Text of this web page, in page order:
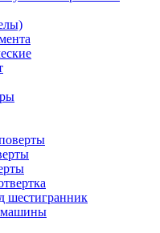
шестигранник